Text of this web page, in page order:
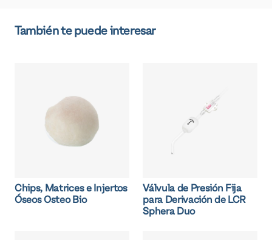
También te puede interesar
Chips, Matrices e Injertos
Óseos Osteo Bio
Válvula de Presión Fija
para Derivación de LCR
Sphera Duo